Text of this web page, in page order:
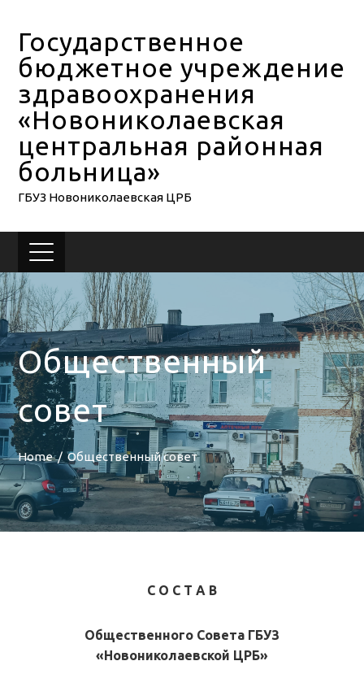
Государственное
бюджетное учреждение
здравоохранения
«Новониколаевская
центральная районная
больница»
ГБУЗ Новониколаевская ЦРБ
Общественный
совет
Home Общественный совет
С О С Т А В
Общественного Совета ГБУЗ
«Новониколаевской ЦРБ»